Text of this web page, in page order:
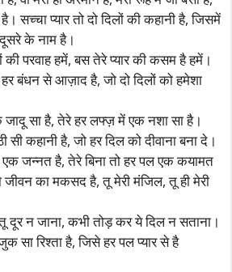
है। सच्चा प्यार तो दो दिलों की कहानी है, जिसमें
के नाम है।
की परवाह हमें, बस तेरे प्यार की कसम है हमें।
हर बंधन से आज़ाद है, जो दो दिलों को हमेशा
जादू सा है, तेरे हर लफ्ज़ में एक नशा सा है।
सी कहानी है, जो हर दिल को दीवाना बना दे।
एक जन्नत है, तेरे बिना तो हर पल एक कयामत
जीवन का मकसद है, तू मेरी मंजिल, तू ही मेरी
न जाना, कभी तोड़ कर ये दिल न सताना।
सा रिश्ता है, जिसे हर पल प्यार से है